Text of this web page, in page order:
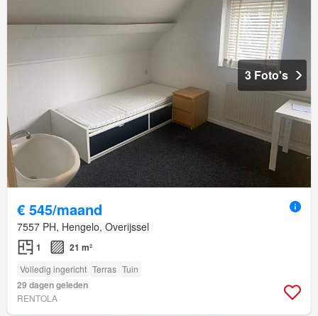
3 Foto's
€ 545/maand
7557 PH, Hengelo, Overijssel
1 21 m²
Volledig ingericht Terras Tuin
29 dagen geleden
RENTOLA